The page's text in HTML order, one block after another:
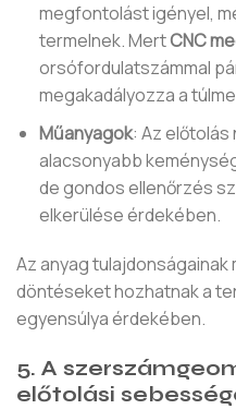
megfontolást igényel,
termelnek. MertCNC
orsófordulatszámmal
megakadályozza a
Műanyagok: Az előtolás
alacsonyabb
de gondos ellenőrzés
elkerülése érdekében.
Az anyag
döntéseket hozhatnak a
egyensúlya érdekében.
5. A
előtolási